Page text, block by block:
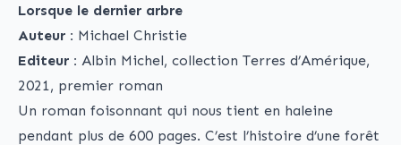
Lorsque le dernier arbre
Auteur : Michael Christie
Editeur : Albin Michel, collection Terres d’Amérique,
2021, premier roman
Un roman foisonnant qui nous tient en haleine
pendant plus de 600 pages. C’est l’histoire d’une forêt